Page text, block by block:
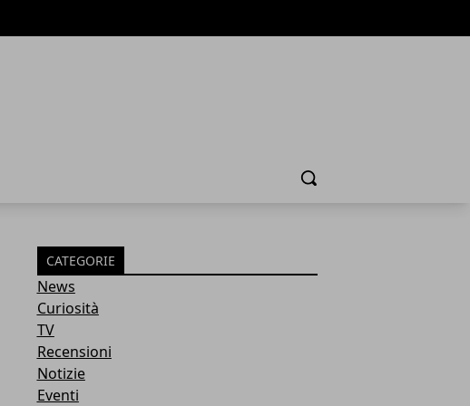
Cerca
CATEGORIE
News
Curiosità
TV
Recensioni
Notizie
Eventi